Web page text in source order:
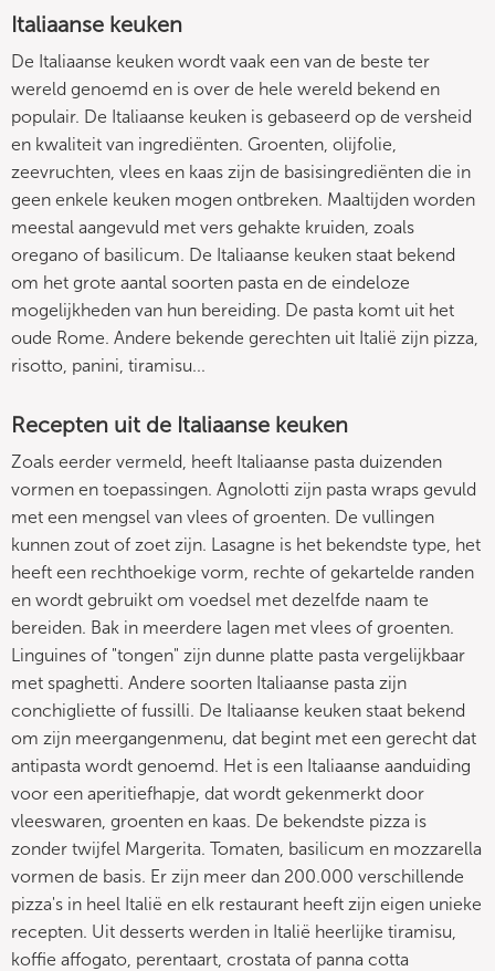
Italiaanse keuken
De Italiaanse keuken wordt vaak een van de beste ter
wereld genoemd en is over de hele wereld bekend en
populair. De Italiaanse keuken is gebaseerd op de versheid
en kwaliteit van ingrediënten. Groenten, olijfolie,
zeevruchten, vlees en kaas zijn de basisingrediënten die in
geen enkele keuken mogen ontbreken. Maaltijden worden
meestal aangevuld met vers gehakte kruiden, zoals
oregano of basilicum. De Italiaanse keuken staat bekend
om het grote aantal soorten pasta en de eindeloze
mogelijkheden van hun bereiding. De pasta komt uit het
oude Rome. Andere bekende gerechten uit Italië zijn pizza,
risotto, panini, tiramisu...
Recepten uit de Italiaanse keuken
Zoals eerder vermeld, heeft Italiaanse pasta duizenden
vormen en toepassingen. Agnolotti zijn pasta wraps gevuld
met een mengsel van vlees of groenten. De vullingen
kunnen zout of zoet zijn. Lasagne is het bekendste type, het
heeft een rechthoekige vorm, rechte of gekartelde randen
en wordt gebruikt om voedsel met dezelfde naam te
bereiden. Bak in meerdere lagen met vlees of groenten.
Linguines of "tongen" zijn dunne platte pasta vergelijkbaar
met spaghetti. Andere soorten Italiaanse pasta zijn
conchigliette of fussilli. De Italiaanse keuken staat bekend
om zijn meergangenmenu, dat begint met een gerecht dat
antipasta wordt genoemd. Het is een Italiaanse aanduiding
voor een aperitiefhapje, dat wordt gekenmerkt door
vleeswaren, groenten en kaas. De bekendste pizza is
zonder twijfel Margerita. Tomaten, basilicum en mozzarella
vormen de basis. Er zijn meer dan 200.000 verschillende
pizza's in heel Italië en elk restaurant heeft zijn eigen unieke
recepten. Uit desserts werden in Italië heerlijke tiramisu,
koffie affogato, perentaart, crostata of panna cotta